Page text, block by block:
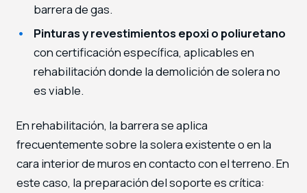
barrera de gas.
Pinturas y revestimientos epoxi o poliuretano
con certificación específica, aplicables en
rehabilitación donde la demolición de solera no
es viable.
En rehabilitación, la barrera se aplica
frecuentemente sobre la solera existente o en la
cara interior de muros en contacto con el terreno. En
este caso, la preparación del soporte es crítica: